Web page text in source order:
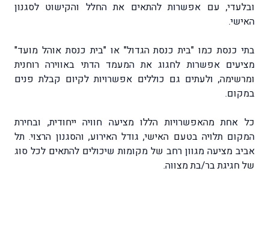
ובלעדי, עם אפשרות להתאים את החלל והקישוט לסגנון
האישי.
בתי כנסת כמו "בית כנסת הגדול" או "בית כנסת אוהל מועד"
מציעים אפשרות לחגוג את המעמד הדתי באווירה רוחנית
ומרשימה, ולעתים גם כוללים אפשרויות לקיום קבלת פנים
במקום.
כל אחת מהאפשרויות הללו מציעה חוויה ייחודית, ובחירת
המקום תלויה בטעם האישי, גודל האירוע, והסגנון הרצוי. תל
אביב מציעה מגוון רחב של מקומות שיכולים להתאים לכל סוג
של חגיגת בר/בת מצווה.